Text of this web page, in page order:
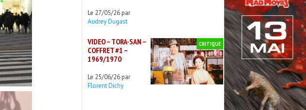
Le 27/05/26 par
Audrey Dugast
VIDEO – TORA-SAN –
COFFRET #1 –
1969/1970
Le 25/06/26 par
Florent Dichy
CRITIQUE